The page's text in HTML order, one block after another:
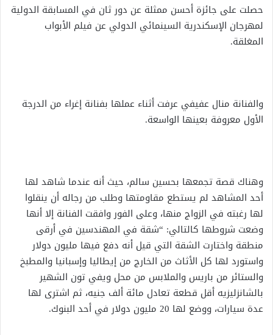
حصلت على جائزة أحسن ممثلة عن دور ثان في المسابقة الدولية
لمهرجان الإسكندرية السينمائي الدولي عن فيلم الأبواب
المغلقة.
والفنانة منال عفيفي عرفت أثناء عملها بفنانة إغراء من الدرجة
الأول معروفة بعينها الواسعة.
وهناك قصة تجمعها بحسين سالم، حيث أنه عندما شاهد لها
أحد المشاهد لم يستطع مقاومتها وطلب من رجاله أن ينقلوا
لها رغبته في الزواج منها، وعلى الفور وافقت الفنانة إلا أنها
وضعت شروطها كالتالي: “شقة في المهندسين في أرقى
منطقة واختارت الشقة التي قيل أنه دفع فيها مليون دولار
واستورد لها كل الأثاث من الخارج من إيطاليا وإسبانيا والمطبخ
والستائر من باريس والملابس من محل ويفي تون الشهير
بالشانزليزيه أقل قطعة تعادل مائة ألف جنيه، ثم اشترى لها
عدة سيارات، ووضع لها 20 مليون دولار في أحد البنوك.